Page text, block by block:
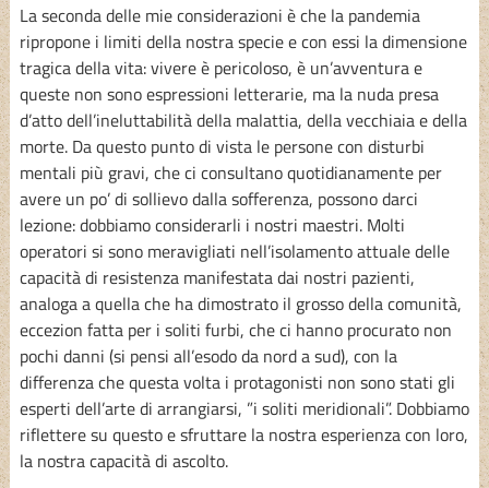
La seconda delle mie considerazioni è che la pandemia
ripropone i limiti della nostra specie e con essi la dimensione
tragica della vita: vivere è pericoloso, è un’avventura e
queste non sono espressioni letterarie, ma la nuda presa
d’atto dell’ineluttabilità della malattia, della vecchiaia e della
morte. Da questo punto di vista le persone con disturbi
mentali più gravi, che ci consultano quotidianamente per
avere un po’ di sollievo dalla sofferenza, possono darci
lezione: dobbiamo considerarli i nostri maestri. Molti
operatori si sono meravigliati nell’isolamento attuale delle
capacità di resistenza manifestata dai nostri pazienti,
analoga a quella che ha dimostrato il grosso della comunità,
eccezion fatta per i soliti furbi, che ci hanno procurato non
pochi danni (si pensi all’esodo da nord a sud), con la
differenza che questa volta i protagonisti non sono stati gli
esperti dell’arte di arrangiarsi, ”i soliti meridionali”. Dobbiamo
riflettere su questo e sfruttare la nostra esperienza con loro,
la nostra capacità di ascolto.